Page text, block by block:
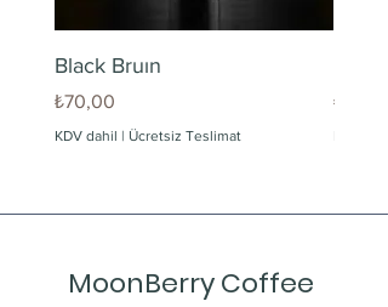
Black Bruın
Fiyat
₺70,00
KDV dahil | Ücretsiz Teslimat
Fiyat
₺60,00
MoonBerry Coffee